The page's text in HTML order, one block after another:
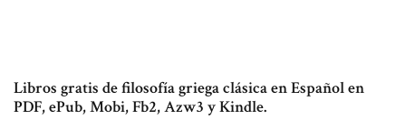
Libros gratis de filosofía griega clásica en Español en
PDF, ePub, Mobi, Fb2, Azw3 y Kindle.